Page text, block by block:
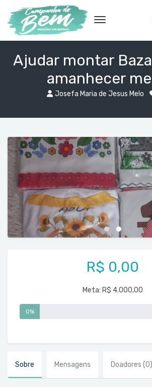
Ajudar montar
amanhecer
Josefa Maria de Jesus Melo
R$ 0,00
Meta: R$ 4.000,00
0%
Sobre Mensagens Doadores (0)